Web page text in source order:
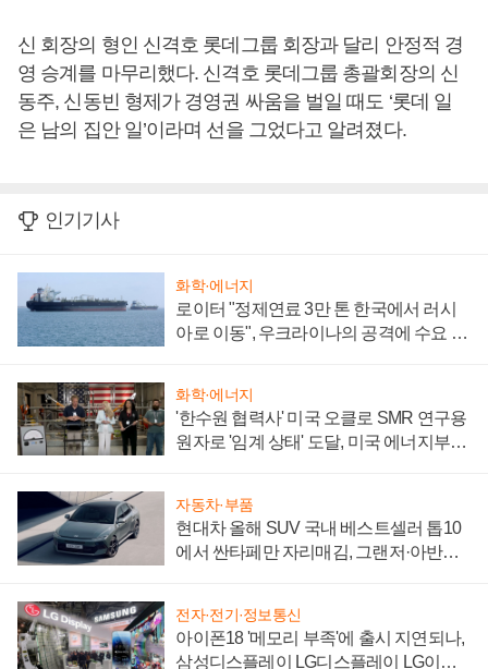
신 회장의 형인 신격호 롯데그룹 회장과 달리 안정적 경
영 승계를 마무리했다. 신격호 롯데그룹 총괄회장의 신
동주, 신동빈 형제가 경영권 싸움을 벌일 때도 ‘롯데 일
은 남의 집안 일’이라며 선을 그었다고 알려졌다.
인기기사
화학·에너지
로이터 "정제연료 3만 톤 한국에서 러시
아로 이동", 우크라이나의 공격에 수요 늘
화학·에너지
'한수원 협력사' 미국 오클로 SMR 연구용
원자로 '임계 상태' 도달, 미국 에너지부
자동차·부품
현대차 올해 SUV 국내 베스트셀러 톱10
에서 싼타페만 자리매김, 그랜저·아반떼
전자·전기·정보통신
아이폰18 '메모리 부족'에 출시 지연되나,
삼성디스플레이 LG디스플레이 LG이노